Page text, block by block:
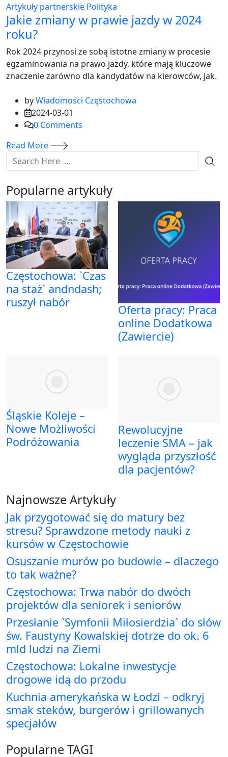
Artykuły partnerskie Polityka
Jakie zmiany w prawie jazdy w 2024
roku?
Rok 2024 przynosi ze sobą istotne zmiany w procesie
egzaminowania na prawo jazdy, które mają kluczowe
znaczenie zarówno dla kandydatów na kierowców, jak.
byWiadomości Częstochowa
2024-03-01
0 Comments
Read More
Popularne artykuły
Częstochowa: `Czas
na staż` andndash;
ruszył nabór
Oferta pracy: Praca
online Dodatkowa
(Zawiercie)
Śląskie Koleje –
Nowe Możliwości
Podróżowania
Rewolucyjne
leczenie SMA – jak
wygląda przyszłość
dla pacjentów?
Najnowsze Artykuły
Jak przygotować się do matury bez
stresu? Sprawdzone metody nauki z
kursów w Częstochowie
Osuszanie murów po budowie – dlaczego
to tak ważne?
Częstochowa: Trwa nabór do dwóch
projektów dla seniorek i seniorów
Przesłanie `Symfonii Miłosierdzia` do słów
św. Faustyny Kowalskiej dotrze do ok. 6
mld ludzi na Ziemi
Częstochowa: Lokalne inwestycje
drogowe idą do przodu
Kuchnia amerykańska w Łodzi – odkryj
smak steków, burgerów i grillowanych
specjałów
Popularne TAGI